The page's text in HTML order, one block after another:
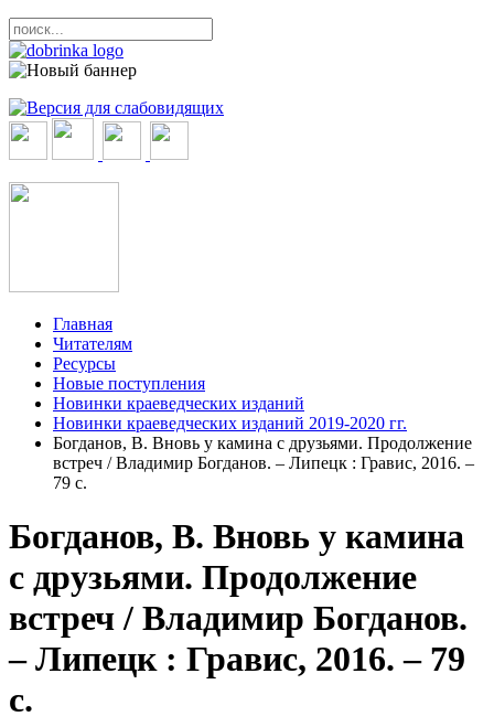
Главная
Читателям
Ресурсы
Новые поступления
Новинки краеведческих изданий
Новинки краеведческих изданий 2019-2020 гг.
Богданов, В. Вновь у камина с друзьями. Продолжение
встреч / Владимир Богданов. – Липецк : Гравис, 2016. –
79 с.
Богданов, В. Вновь у камина
с друзьями. Продолжение
встреч / Владимир Богданов.
– Липецк : Гравис, 2016. – 79
с.